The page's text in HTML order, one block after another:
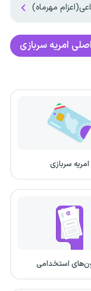
مهرماه)
امریه سربازی
امریه سربازی
استخدامی